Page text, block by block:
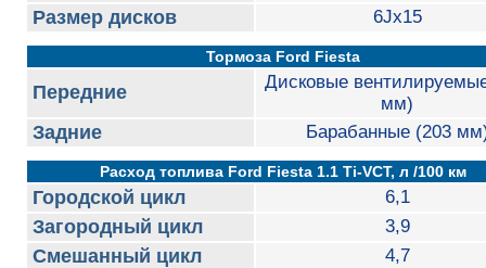
Размер дисков 6Jx15
Тормоза Ford Fiesta
Передние
Дисковые
мм)
Задние Барабанные (203
Расход топлива Ford Fiesta 1.1 Ti-VCT, л /100 км
Городской цикл 6,1
Загородный цикл 3,9
Смешанный цикл 4,7